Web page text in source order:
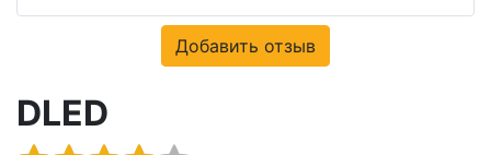
Добавить отзыв
DLED